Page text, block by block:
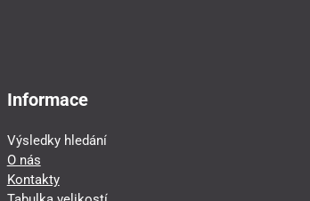
Informace
Výsledky hledání
O nás
Kontakty